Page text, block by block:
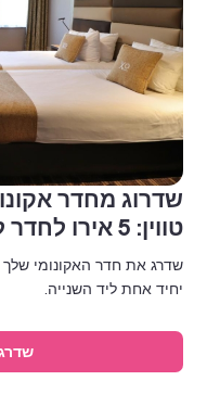
שדרוג מחדר
טווין: 5 אירו לחדר ללילה
שדרג את חדר האקונומי
יחיד אחת ליד השנייה.